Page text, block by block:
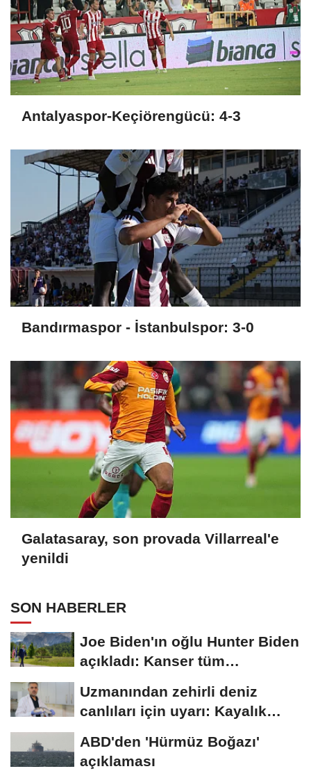
Antalyaspor-Keçiörengücü: 4-3
Bandırmaspor - İstanbulspor: 3-0
Galatasaray, son provada Villarreal'e
yenildi
SON HABERLER
Joe Biden'ın oğlu Hunter Biden
açıkladı: Kanser tüm
Uzmanından zehirli deniz
canlıları için uyarı: Kayalık
ABD'den 'Hürmüz Boğazı'
açıklaması